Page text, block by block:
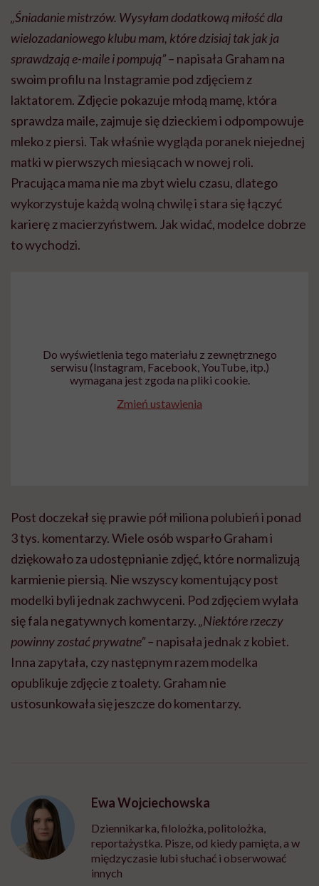
„Śniadanie mistrzów. Wysyłam dodatkową miłość dla
wielozadaniowego klubu mam, które dzisiaj tak jak ja
sprawdzają e-maile i pompują”– napisała Graham na
swoim profilu na Instagramie pod zdjęciem z
laktatorem. Zdjęcie pokazuje młodą mamę, która
sprawdza maile, zajmuje się dzieckiem i odpompowuje
mleko z piersi. Tak właśnie wygląda poranek niejednej
matki w pierwszych miesiącach w nowej roli.
Pracująca mama nie ma zbyt wielu czasu, dlatego
wykorzystuje każdą wolną chwilę i stara się łączyć
karierę z macierzyństwem. Jak widać, modelce dobrze
to wychodzi.
Do wyświetlenia tego materiału z zewnętrznego
serwisu (Instagram, Facebook, YouTube, itp.)
wymagana jest zgoda na pliki cookie.
Zmień ustawienia
Post doczekał się prawie pół miliona polubień i ponad
3 tys. komentarzy. Wiele osób wsparło Graham i
dziękowało za udostępnianie zdjęć, które normalizują
karmienie piersią. Nie wszyscy komentujący post
modelki byli jednak zachwyceni. Pod zdjęciem wylała
się fala negatywnych komentarzy.„Niektóre rzeczy
powinny zostać prywatne” – napisała jednak z kobiet.
Inna zapytała, czy następnym razem modelka
opublikuje zdjęcie z toalety. Graham nie
ustosunkowała się jeszcze do komentarzy.
Ewa Wojciechowska
Dziennikarka, filolożka, politolożka,
reportażystka. Pisze, od kiedy pamięta, a w
międzyczasie lubi słuchać i obserwować
innych